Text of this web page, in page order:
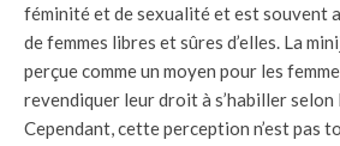
féminité et de sexualité et est souvent
de femmes libres et sûres d’elles. La
perçue comme un moyen pour les
revendiquer leur droit à s’habiller
Cependant, cette perception n’est pas